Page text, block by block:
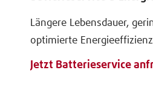
Längere Lebensdauer,
optimierte Energieeffizienz
Jetzt Batterieservice